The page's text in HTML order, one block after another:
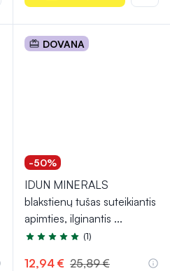
DOVANA
-50%
IDUN MINERALS
blakstienų tušas suteikiantis
apimties, ilginantis ...
Įvertinimas 5.0 iš 5
(1)
12,94 € 25,89 €